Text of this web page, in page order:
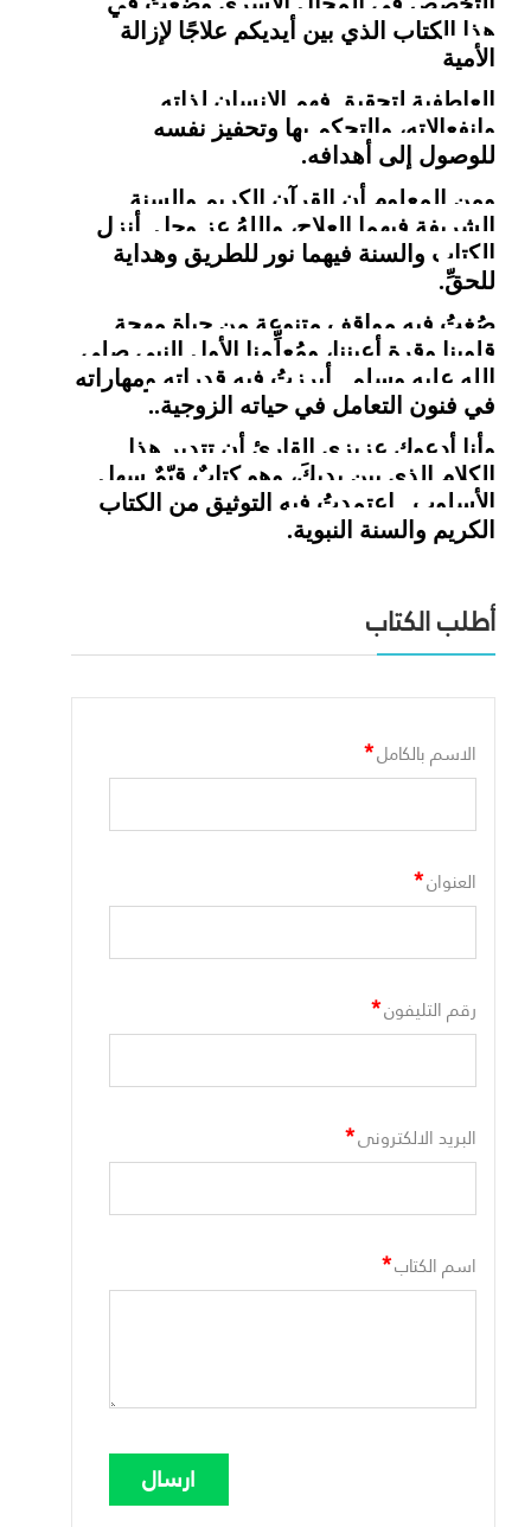
هذا الكتاب الذي بين أيديكم علاجًا لإزالة
الأمية
العاطفية لتحقيق فهم الإنسان لذاته
وانفعالاته، والتحكم بها وتحفيز نفسه
للوصول إلى أهدافه.
ومن المعلوم أن القرآن الكريم والسنة
الشريفة فيهما العلاج، واللهُ عز وجل أنزل
الكتاب والسنة فيهما نور للطريق وهداية
للحقِّ.
صُغتُ فيهِ مواقف متنوعة من حياة مهجة
قلوبنا وقرة أعيننا، ومُعلِّمِنا الأول النبي صلى
الله عليه وسلم.. أبرزتُ فيه قدراته ومهاراته
في فنون التعامل في حياته الزوجية..
وأنا أدعوك عزيزي القارئ أن تتدبر هذا
الكلام الذي بين يديكَ، وهو كتابٌ قيّمٌ سهل
الأسلوب.. اعتمدتُ فيه التوثيق من الكتاب
الكريم والسنة النبوية.
أطلب الكتاب
الاسم بالكامل*
العنوان*
رقم التليفون*
البريد الالكترونى*
اسم الكتاب*